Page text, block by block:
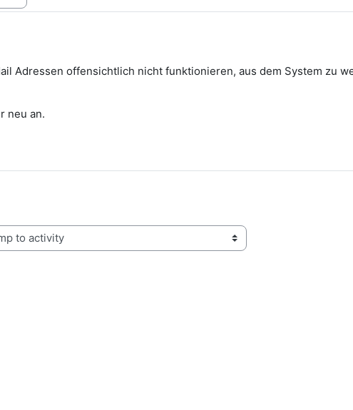
Adressen offensichtlich nicht funktionieren, aus dem System zu
neu an.
to activity